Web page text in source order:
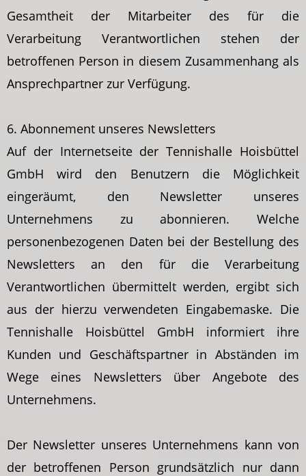
Gesamtheit der Mitarbeiter des für die
Verarbeitung Verantwortlichen stehen der
betroffenen Person in diesem Zusammenhang als
Ansprechpartner zur Verfügung.
6. Abonnement unseres Newsletters
Auf der Internetseite der Tennishalle Hoisbüttel
GmbH wird den Benutzern die Möglichkeit
eingeräumt, den Newsletter unseres
Unternehmens zu abonnieren. Welche
personenbezogenen Daten bei der Bestellung des
Newsletters an den für die Verarbeitung
Verantwortlichen übermittelt werden, ergibt sich
aus der hierzu verwendeten Eingabemaske. Die
Tennishalle Hoisbüttel GmbH informiert ihre
Kunden und Geschäftspartner in Abständen im
Wege eines Newsletters über Angebote des
Unternehmens.
Der Newsletter unseres Unternehmens kann von
der betroffenen Person grundsätzlich nur dann